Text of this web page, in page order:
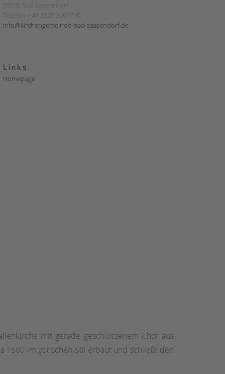
59505 Bad Sassendorf
Telefon: +49 2921 3451700
info@kirchengemeinde-bad-sassendorf.de
Links
Homepage
mit gerade geschlossenem Chor aus
1500 im gotischen Stil erbaut und schließt den